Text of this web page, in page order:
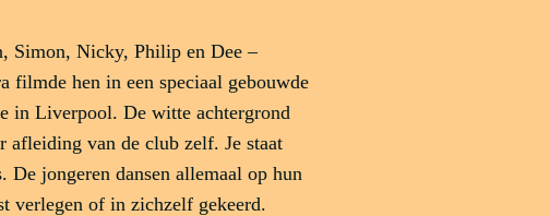
Simon, Nicky, Philip en Dee –
filmde hen in een speciaal gebouwde
in Liverpool. De witte achtergrond
afleiding van de club zelf. Je staat
De jongeren dansen allemaal op hun
verlegen of in zichzelf gekeerd.